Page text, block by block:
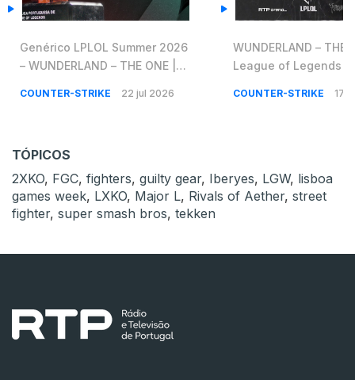
Genérico LPLOL Summer 2026
– WUNDERLAND – THE ONE |
COUNTER-STRIKE 22 jul 2026
WUNDERLAND – THE
League of Legends
COUNTER-STRIKE 17
TÓPICOS
2XKO, FGC, fighters, guilty gear, Iberyes, LGW, lisboa
games week, LXKO, Major L, Rivals of Aether, street
fighter, super smash bros, tekken